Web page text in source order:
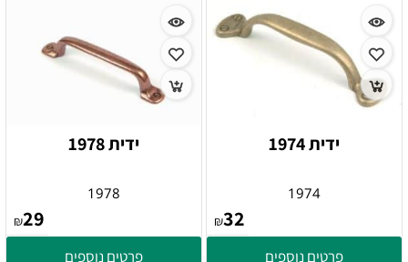
ידית 1974
1974
₪32
פרטים נוספים
ידית 1978
1978
₪29
פרטים נוספים